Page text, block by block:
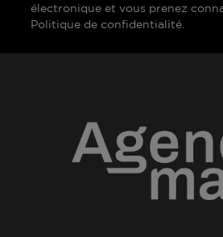
électronique et vous prenez
Politique de confidentialité.